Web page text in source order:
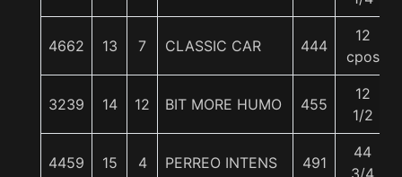
4662 13 7 CLASSIC CAR 444
12
cpos
3239 14 12 BIT MORE HUMO 455
12
1/2
4459 15 4 PERREO INTENS 491
44
3/4